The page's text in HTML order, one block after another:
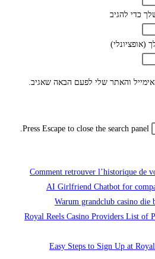
כדי להגיב
(אופציונלי)
והאתר שלי לפעם הבאה שאגיב.
Press Escape to close the search panel.
Comment retrouver l’historique de
AI Girlfriend Chatbot for
Warum grandclub casino die
Royal Reels Casino Providers List of
Easy Steps to Sign Up at